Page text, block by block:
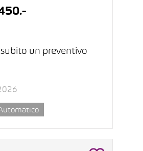
subito un preventivo